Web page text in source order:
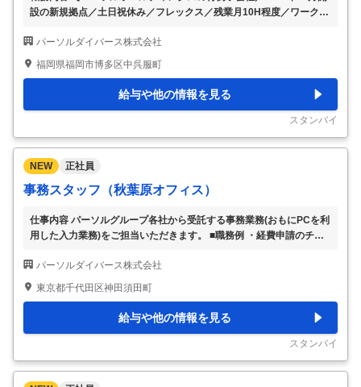
設の新規拠点／土日祝休み／フレックス／残業月10H程度／ワークラ
広げる社会貢献したい方歓迎／手厚い教育体制で未経験活躍中※ 業務
概要 障害のある社員をサポートすることをメインミッションとし、
社員の特性を把握した上で、業務指導・采配・目標管理・進捗管理と
いった業務管理と、健康管理を目的とした面談の実施など） ◎業務
フロー・マニュアルの作成・改善（内外環境の変化に応じて、定期メ
ンテナンスの実施） ◎進捗管理…
パーソルダイバース株式会社
福岡県福岡市博多区中呉服町
給与や他の情報を見る
スタンバイ
NEW 正社員
事務スタッフ（秋葉原オフィス）
仕事内容 パーソルグループ各社から受託する事務業務(おもにPCを利
用した入力業務)をご担当いただきます。 ■職務例 ・経費申請のチェ
上記は業務一例です 基本的にはExcelや専用のシステムを使用した業
務となります。 配属先によってお任せする業務が異なります。 （変
の人事研修。その後、現場配属前の準備研修もございます。 現場配
属後も、段階を踏んで実業務を覚えていただきますのでご安心下さ
い。 ■配慮・支援体制 同じ障害でも配慮事項が異なる為、本人と相談
のうえ配慮事項を決…
パーソルダイバース株式会社
東京都千代田区神田須田町
給与や他の情報を見る
スタンバイ